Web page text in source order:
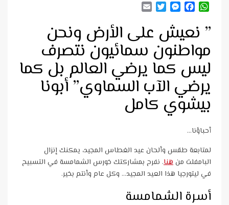
WhatsApp
Facebook
Messenger
Twitter
” نعيش على الأرض ونحن
مواطنون سمائيون نتصرف
ليس كما يرضي العالم بل كما
يرضي الآب السماوي” أبونا
بيشوي كامل
أحباؤنا…
لمتابعة طقس وألحان عيد الغطاس المجيد، يمكنك إنزال
البامفلت منهنا. نفرح بمشاركتك خورس الشمامسة في التسبيح
في ليتورجيا هذا العيد المجيد… وكل عام وأنتم بخير.
أسرة الشمامسة